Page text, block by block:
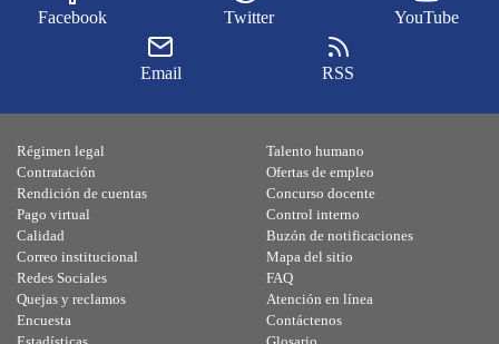
Facebook Twitter YouTube
Email RSS
Régimen legal
Contratación
Rendición de cuentas
Pago virtual
Calidad
Talento humano
Ofertas de empleo
Concurso docente
Control interno
Buzón de notificaciones
Correo institucional
Redes Sociales
Quejas y reclamos
Encuesta
Mapa del sitio
FAQ
Atención en línea
Contáctenos